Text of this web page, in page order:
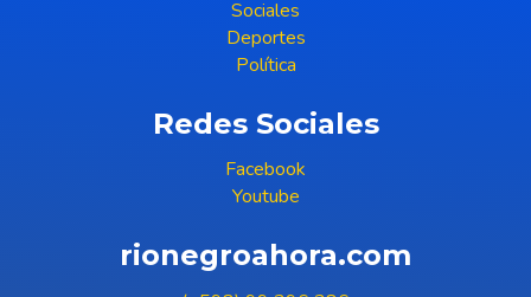
Sociales
Deportes
Política
Redes Sociales
Facebook
Youtube
rionegroahora.com